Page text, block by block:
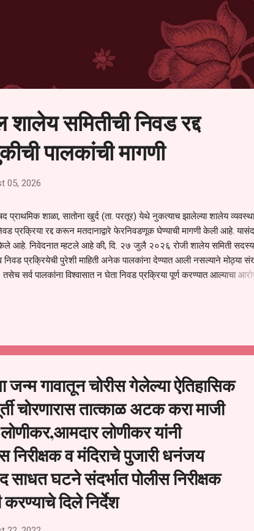
शालेय समितीची निवड रद्द
पालकांची मागणी
05, 2026
प्राथमिक शाळा, सातोना खुर्द (ता. परतूर) येथे नुकत्याच झालेल्या शालेय
प्रक्रिया रद्द करून मतदानाद्वारे फेरनिवडणूक घेण्याची मागणी केली आहे.
आहे. निवेदनात म्हटले आहे की, दि. २७ जुलै २०२६ रोजी शालेय समिती
प्रक्रियेची पुरेशी माहिती अनेक पालकांना देण्यात आली नसल्याने मोठ्या
सर्व पालकांना विश्वासात न घेता निवड प्रक्रिया पूर्ण करण्यात आल्याचा
पालकांनी केली आहे. या निवेदनाच्या प्रती जिल्हा शिक्षण अधिकारी
यांनाही पाठविण्यात आल्या असून प्रशासन याबाबत काय निर्णय घेते, याकडे
जन्म गावातून चोरीस गेलेल्या ऐतिहासिक
चोरणारास तात्काळ अटक करा माजी
लोणीकर यांनी
व मंदिराचे पुजारी धनंजय
साधत घटने संदर्भात पोलीस निरीक्षक
करण्याचे दिले निर्देश